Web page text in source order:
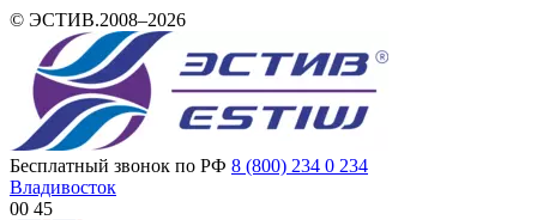
© ЭСТИВ.2008–2026
Бесплатный звонок по РФ 8 (800) 234 0 234
Владивосток
00 45